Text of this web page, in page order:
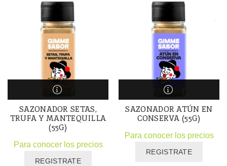
SAZONADOR SETAS,
TRUFA Y MANTEQUILLA
(55G)
Para conocer los precios
REGISTRATE
SAZONADOR ATÚN EN
CONSERVA (55G)
Para conocer los precios
REGISTRATE